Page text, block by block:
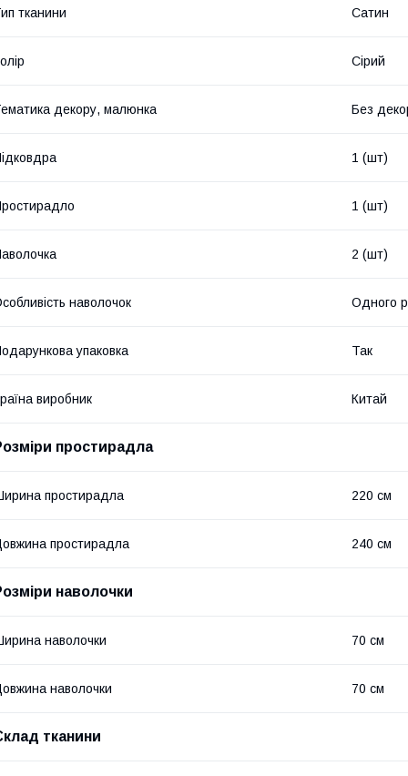
тканини Сатин
Сірий
декору, малюнка Без
1 (шт)
1 (шт)
2 (шт)
наволочок Одного
упаковка Так
виробник Китай
простирадла
простирадла 220 см
простирадла 240 см
наволочки
наволочки 70 см
наволочки 70 см
тканини